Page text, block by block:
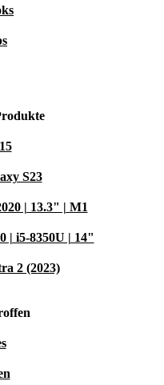
S23
| 13.3" | M1
| i5-8350U | 14"
2 (2023)